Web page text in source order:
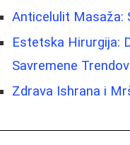
Anticelulit Masaža:
Estetska Hirurgija:
Savremene
Zdrava Ishrana i